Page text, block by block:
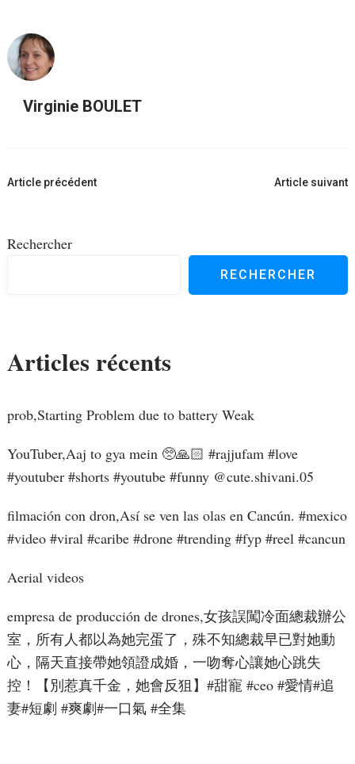
Virginie BOULET
Navigation
Article précédent Article suivant
Rechercher
RECHERCHER
Articles récents
prob,Starting Problem due to battery Weak
YouTuber,Aaj to gya mein 🥺🙏🏻 #rajjufam #love
#youtuber #shorts #youtube #funny ​⁠@cute.shivani.05
filmación con dron,Así se ven las olas en Cancún. #mexico
#video #viral #caribe #drone #trending #fyp #reel #cancun
Aerial videos
empresa de producción de drones,女孩誤闖冷面總裁辦公
室，所有人都以為她完蛋了，殊不知總裁早已對她動
心，隔天直接帶她領證成婚，一吻奪心讓她心跳失
控！【別惹真千金，她會反狙】#甜寵 #ceo #愛情#追
妻#短劇 #爽劇#一口氣 #全集